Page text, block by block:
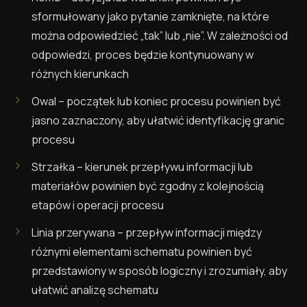
sformułowany jako pytanie zamknięte, na które
można odpowiedzieć „tak” lub „nie”. W zależności od
odpowiedzi, proces będzie kontynuowany w
różnych kierunkach
Owal – początek lub koniec procesu powinien być
jasno zaznaczony, aby ułatwić identyfikację granic
procesu
Strzałka – kierunek przepływu informacji lub
materiałów powinien być zgodny z kolejnością
etapów i operacji procesu
Linia przerywana – przepływ informacji między
różnymi elementami schematu powinien być
przedstawiony w sposób logiczny i zrozumiały, aby
ułatwić analizę schematu